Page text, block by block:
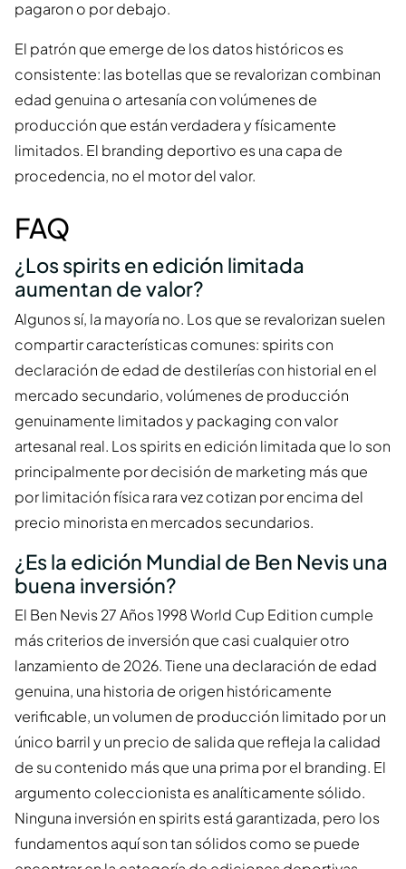
pagaron o por debajo.
El patrón que emerge de los datos históricos es
consistente: las botellas que se revalorizan combinan
edad genuina o artesanía con volúmenes de
producción que están verdadera y físicamente
limitados. El branding deportivo es una capa de
procedencia, no el motor del valor.
FAQ
¿Los spirits en edición limitada
aumentan de valor?
Algunos sí, la mayoría no. Los que se revalorizan suelen
compartir características comunes: spirits con
declaración de edad de destilerías con historial en el
mercado secundario, volúmenes de producción
genuinamente limitados y packaging con valor
artesanal real. Los spirits en edición limitada que lo son
principalmente por decisión de marketing más que
por limitación física rara vez cotizan por encima del
precio minorista en mercados secundarios.
¿Es la edición Mundial de Ben Nevis una
buena inversión?
El Ben Nevis 27 Años 1998 World Cup Edition cumple
más criterios de inversión que casi cualquier otro
lanzamiento de 2026. Tiene una declaración de edad
genuina, una historia de origen históricamente
verificable, un volumen de producción limitado por un
único barril y un precio de salida que refleja la calidad
de su contenido más que una prima por el branding. El
argumento coleccionista es analíticamente sólido.
Ninguna inversión en spirits está garantizada, pero los
fundamentos aquí son tan sólidos como se puede